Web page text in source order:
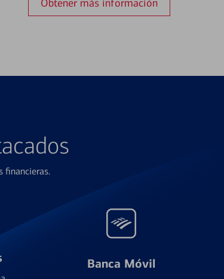
Obtener más información
financieras.
Banca Móvil